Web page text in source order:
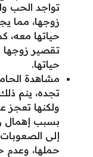
تواجد الحب
زوجها، مما
حياتها معه،
تقصير زوجها
حياتها.
مشاهدة
تجده، ينم
ولكنها تعجز
بسبب إهمال
إلى
حملها، وعدم